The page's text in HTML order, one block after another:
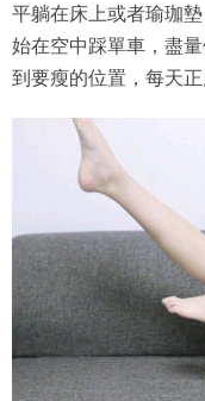
平躺在床上或者瑜珈
始在空中踩單車，盡
到要瘦的位置，每天正